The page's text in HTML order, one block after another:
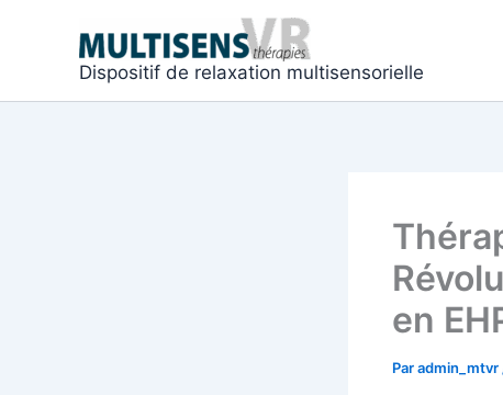
Dispositif de relaxation multisensorielle
en
Paradmin_mtvr